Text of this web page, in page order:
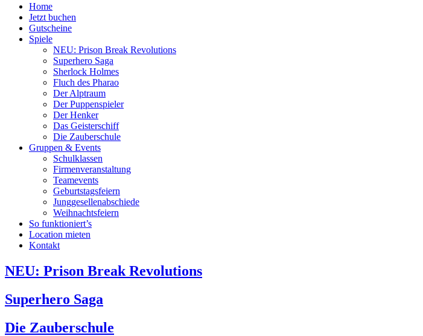
Home
Jetzt buchen
Gutscheine
Spiele
NEU: Prison Break Revolutions
Superhero Saga
Sherlock Holmes
Fluch des Pharao
Der Alptraum
Der Puppenspieler
Der Henker
Das Geisterschiff
Die Zauberschule
Gruppen & Events
Schulklassen
Firmenveranstaltung
Teamevents
Geburtstagsfeiern
Junggesellenabschiede
Weihnachtsfeiern
So funktioniert’s
Location mieten
Kontakt
NEU: Prison Break Revolutions
Superhero Saga
Die Zauberschule